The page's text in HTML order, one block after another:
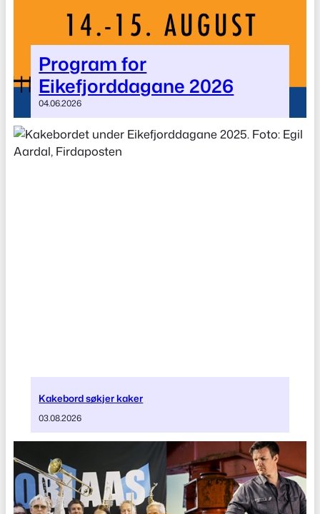
Program for
Eikefjorddagane 2026
04.06.2026
Kakebord søkjer kaker
03.08.2026